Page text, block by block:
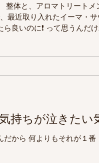
な
最近取り入れたイーマ・
ら良いのに❗️ って思うんだ
持ちが泣きたい
だから 何よりもそれが１番